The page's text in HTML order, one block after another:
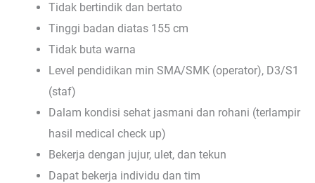
Tidak bertindik dan bertato
Tinggi badan diatas 155 cm
Tidak buta warna
Level pendidikan min SMA/SMK (operator), D3/S1
(staf)
Dalam kondisi sehat jasmani dan rohani (terlampir
hasil medical check up)
Bekerja dengan jujur, ulet, dan tekun
Dapat bekerja individu dan tim